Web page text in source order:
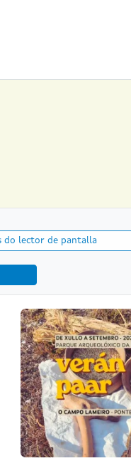
do lector de pantalla